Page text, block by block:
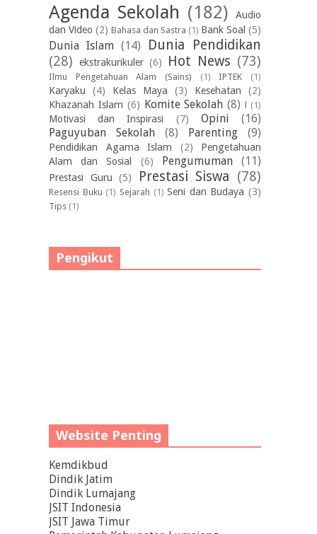
Agenda Sekolah (182)
Audio
dan Video (2) Bahasa dan Sastra (1) Bank Soal (5)
Dunia Islam (14)
Dunia Pendidikan
(28)
ekstrakurikuler (6) Hot News (73)
Ilmu Pengetahuan Alam (Sains) (1) IPTEK (1)
Karyaku (4) Kelas Maya (3) Kesehatan
(2)
Khazanah Islam (6) Komite Sekolah (8) l (1)
Motivasi dan Inspirasi (7) Opini
(16)
Paguyuban Sekolah
(8) Parenting (9)
Pendidikan Agama Islam (2)
Pengetahuan
Alam dan Sosial
(6) Pengumuman (11)
Prestasi Guru (5) Prestasi Siswa (78)
Resensi Buku (1) Sejarah (1) Seni dan Budaya (3)
Tips (1)
Pengikut
Website Penting
Kemdikbud
Dindik Jatim
Dindik Lumajang
JSIT Indonesia
JSIT Jawa Timur